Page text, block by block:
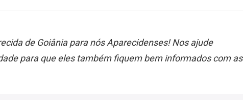
de Goiânia para nós Aparecidenses! Nos ajude
para que eles também fiquem bem informados com as